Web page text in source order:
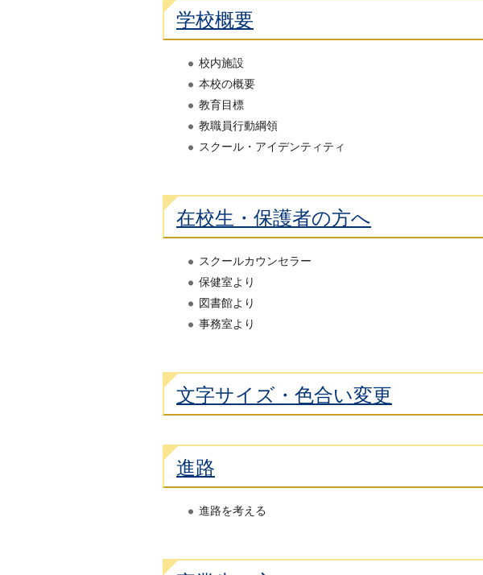
学校概要
校内施設
本校の概要
教育目標
教職員行動綱領
スクール・アイデンティティ
在校生・保護者の方へ
スクールカウンセラー
保健室より
図書館より
事務室より
文字サイズ・色合い変更
進路
進路を考える